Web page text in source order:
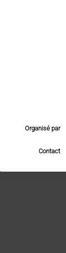
Organisé par
Contact